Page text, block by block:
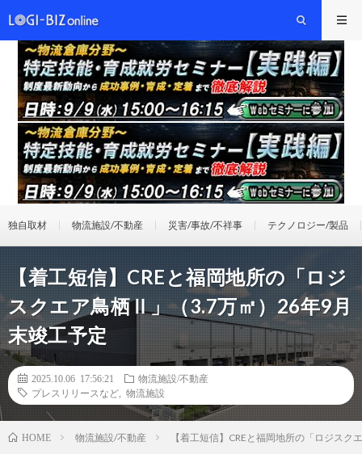
独自取材 物流施設/不動産 災害/事故/不祥事 テクノロジー/製品
【着工短信】CREと福岡地所の「ロジ
スクエア鳥栖Ⅱ」（3.7万㎡）26年9月
末竣工予定
2025.10.06 17:56:21
物流施設/不動産
プレスリリースなど
物流施設
HOME 物流施設/不動産 【着工短信】CREと福岡地所の「ロジス